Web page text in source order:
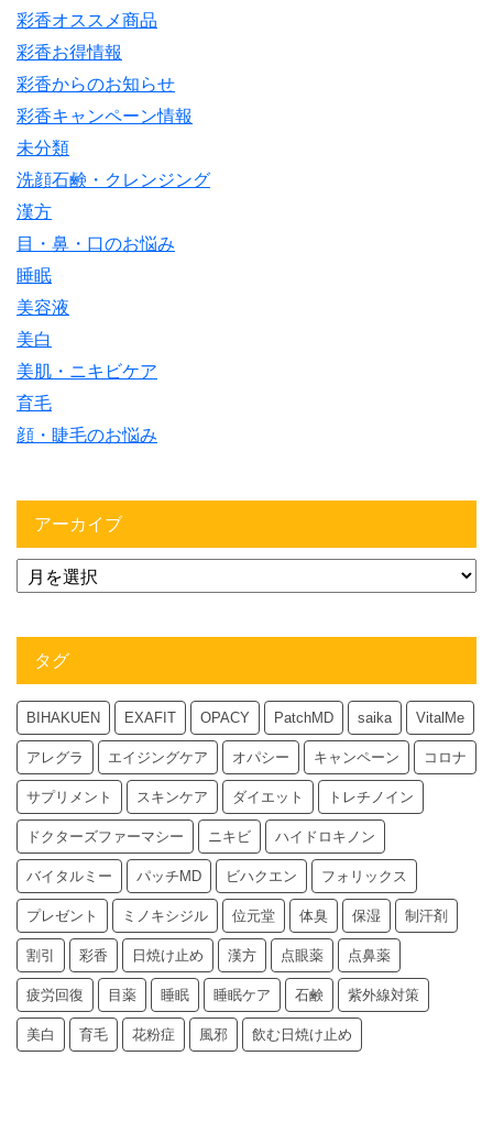
彩香オススメ商品
彩香お得情報
彩香からのお知らせ
彩香キャンペーン情報
未分類
洗顔石鹸・クレンジング
漢方
目・鼻・口のお悩み
睡眠
美容液
美白
美肌・ニキビケア
育毛
顔・睫毛のお悩み
アーカイブ
タグ
BIHAKUEN EXAFIT OPACY PatchMD saika VitalMe
アレグラ エイジングケア オパシー キャンペーン コロナ
サプリメント スキンケア ダイエット トレチノイン
ドクターズファーマシー ニキビ ハイドロキノン
バイタルミー パッチMD ビハクエン フォリックス
プレゼント ミノキシジル 位元堂 体臭 保湿 制汗剤
割引 彩香 日焼け止め 漢方 点眼薬 点鼻薬
疲労回復 目薬 睡眠 睡眠ケア 石鹸 紫外線対策
美白 育毛 花粉症 風邪 飲む日焼け止め